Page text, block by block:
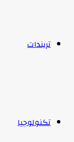
تريندات
تكنولوجيا